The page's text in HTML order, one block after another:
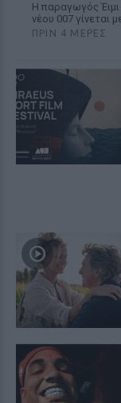
Η παραγωγός
νέου 007 γίνεται
ΠΡΙΝ 4 ΜΈΡΕΣ